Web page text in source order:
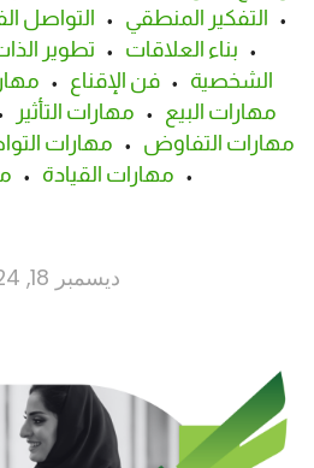
• التفكير المنطقي • التواصل
• بناء العلاقات • تطوير
الشخصية •فن الإقناع •
مهارات البيع • مهارات التأثير
مهارات التفاوض • مهارات
• مهارات القيادة •
ديسمبر 18, 2024